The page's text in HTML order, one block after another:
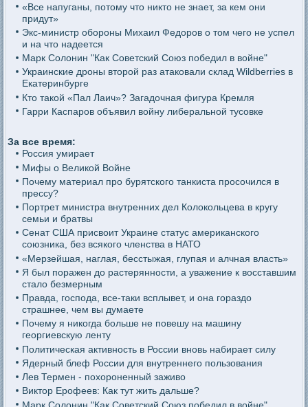
«Все напуганы, потому что никто не знает, за кем они
придут»
Экс-министр обороны Михаил Федоров о том чего не успел
и на что надеется
Марк Солонин "Как Советский Союз победил в войне"
Украинские дроны второй раз атаковали склад Wildberries в
Екатеринбурге
Кто такой «Пал Лаич»? Загадочная фигура Кремля
Гарри Каспаров объявил войну либеральной тусовке
За все время:
Россия умирает
Мифы о Великой Войне
Почему материал про бурятского танкиста просочился в
прессу?
Портрет министра внутренних дел Колокольцева в кругу
семьи и братвы
Сенат США присвоит Украине статус американского
союзника, без всякого членства в НАТО
«Мерзейшая, наглая, бесстыжая, глупая и алчная власть»
Я был поражен до растерянности, а уважение к восставшим
стало безмерным
Правда, господа, все-таки всплывет, и она гораздо
страшнее, чем вы думаете
Почему я никогда больше не повешу на машину
георгиевскую ленту
Политическая активность в России вновь набирает силу
Ядерный блеф России для внутреннего пользования
Лев Термен - похороненный заживо
Виктор Ерофеев: Как тут жить дальше?
Марк Солонин "Как Советский Союз победил в войне"